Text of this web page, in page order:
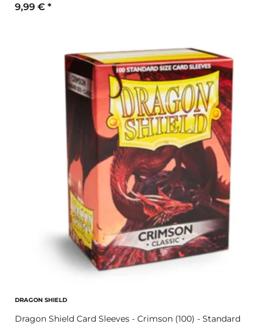
9,99 € *
DRAGON SHIELD
Dragon Shield Card Sleeves - Crimson (100) - Standard